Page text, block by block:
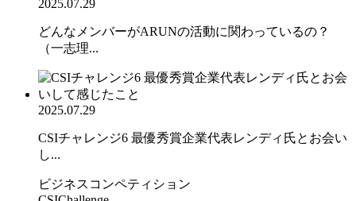
2025.07.29
どんなメンバーがARUNの活動に関わっているの？
（一志理...
2025.07.29
CSIチャレンジ6 最優秀賞企業代表レンディ氏とお会い
し...
ビジネスコンペティション